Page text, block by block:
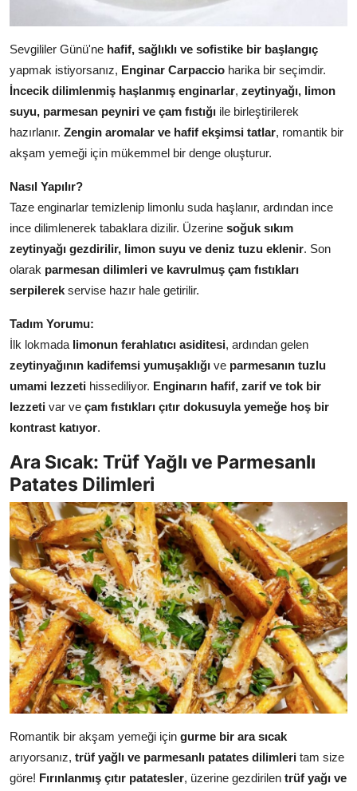
Sevgililer Günü'ne hafif, sağlıklı ve sofistike bir başlangıç
yapmak istiyorsanız, Enginar Carpaccio harika bir seçimdir.
İncecik dilimlenmiş haşlanmış enginarlar, zeytinyağı, limon
suyu, parmesan peyniri ve çam fıstığı ile birleştirilerek
hazırlanır. Zengin aromalar ve hafif ekşimsi tatlar, romantik bir
akşam yemeği için mükemmel bir denge oluşturur.
Nasıl Yapılır?
Taze enginarlar temizlenip limonlu suda haşlanır, ardından ince
ince dilimlenerek tabaklara dizilir. Üzerine soğuk sıkım
zeytinyağı gezdirilir, limon suyu ve deniz tuzu eklenir. Son
olarak parmesan dilimleri ve kavrulmuş çam fıstıkları
serpilerek servise hazır hale getirilir.
Tadım Yorumu:
İlk lokmada limonun ferahlatıcı asiditesi, ardından gelen
zeytinyağının kadifemsi yumuşaklığı ve parmesanın tuzlu
umami lezzeti hissediliyor. Enginarın hafif, zarif ve tok bir
lezzeti var ve çam fıstıkları çıtır dokusuyla yemeğe hoş bir
kontrast katıyor.
Ara Sıcak: Trüf Yağlı ve Parmesanlı
Patates Dilimleri
Romantik bir akşam yemeği için gurme bir ara sıcak
arıyorsanız, trüf yağlı ve parmesanlı patates dilimleri tam size
göre! Fırınlanmış çıtır patatesler, üzerine gezdirilen trüf yağı ve